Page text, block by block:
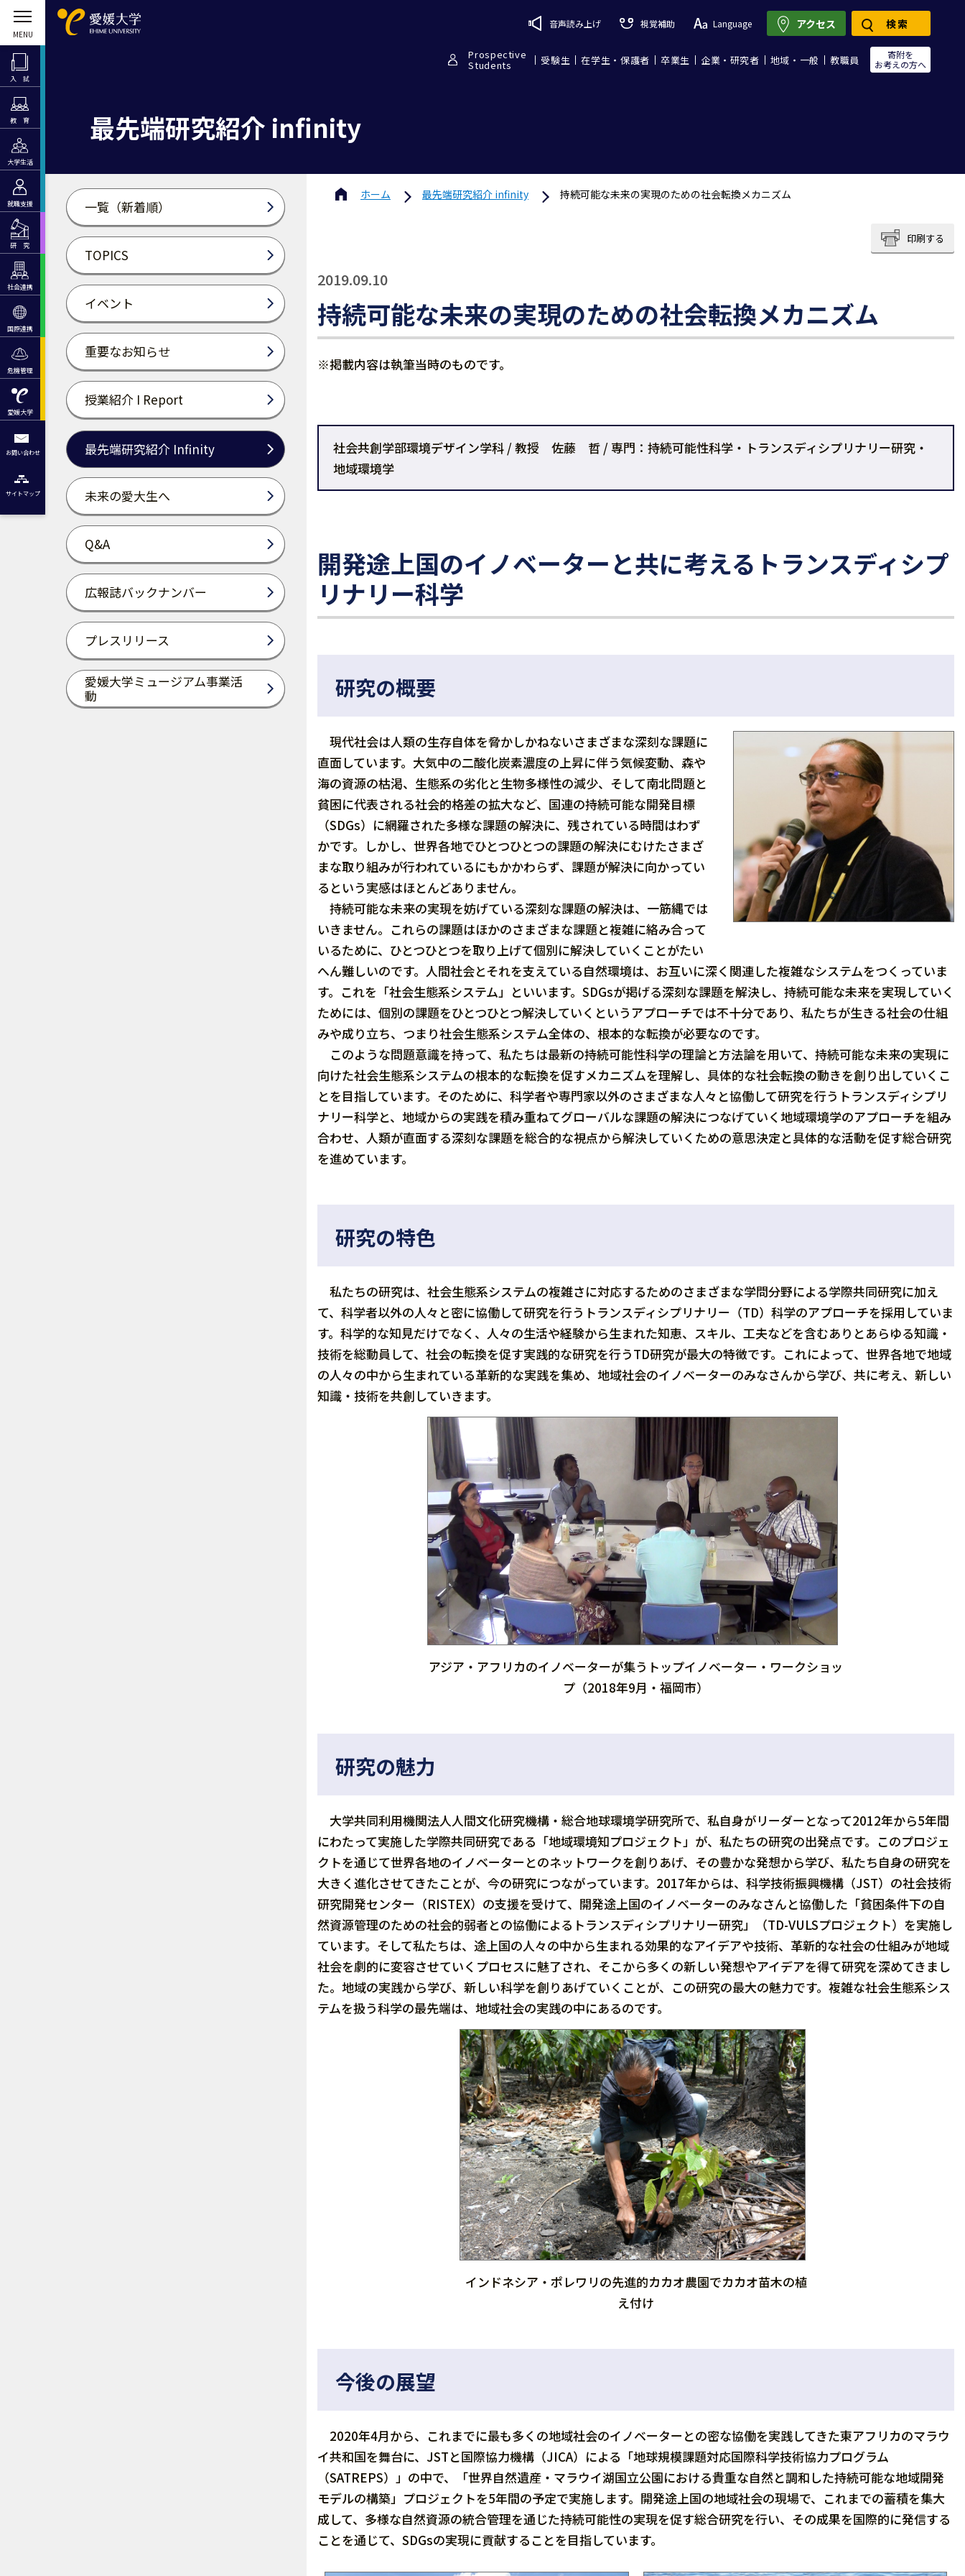
入 試
教 育
大学生活
就職支援
研 究
社会連携
国際連携
危機管理
愛媛大学
お問い合わせ
サイトマップ
音声読み上げ 視覚補助 Language
Prospective
Students 受験生 在学生・保護者 卒業生 企業・研究者 地域・一般 教職員
寄附を
お考えの方へ
アクセス 検索
最先端研究紹介 infinity
一覧（新着順）
TOPICS
イベント
重要なお知らせ
授業紹介 I Report
最先端研究紹介 Infinity
未来の愛大生へ
Q&A
広報誌バックナンバー
プレスリリース
愛媛大学ミュージアム事業活
動
ホーム 最先端研究紹介 infinity 持続可能な未来の実現のための社会転換メカニズム
印刷する
2019.09.10
持続可能な未来の実現のための社会転換メカニズム
※掲載内容は執筆当時のものです。
社会共創学部環境デザイン学科 / 教授 佐藤 哲 / 専門：持続可能性科学・トランスディシプリナリー研究・
地域環境学
開発途上国のイノベーターと共に考えるトランスディシプ
リナリー科学
研究の概要
現代社会は人類の生存自体を脅かしかねないさまざまな深刻な課題に
直面しています。大気中の二酸化炭素濃度の上昇に伴う気候変動、森や
海の資源の枯渇、生態系の劣化と生物多様性の減少、そして南北問題と
貧困に代表される社会的格差の拡大など、国連の持続可能な開発目標
（SDGs）に網羅された多様な課題の解決に、残されている時間はわず
かです。しかし、世界各地でひとつひとつの課題の解決にむけたさまざ
まな取り組みが行われているにもかかわらず、課題が解決に向かってい
るという実感はほとんどありません。
持続可能な未来の実現を妨げている深刻な課題の解決は、一筋縄では
いきません。これらの課題はほかのさまざまな課題と複雑に絡み合って
いるために、ひとつひとつを取り上げて個別に解決していくことがたい
へん難しいのです。人間社会とそれを支えている自然環境は、お互いに深く関連した複雑なシステムをつくっていま
す。これを「社会生態系システム」といいます。SDGsが掲げる深刻な課題を解決し、持続可能な未来を実現していく
ためには、個別の課題をひとつひとつ解決していくというアプローチでは不十分であり、私たちが生きる社会の仕組
みや成り立ち、つまり社会生態系システム全体の、根本的な転換が必要なのです。
このような問題意識を持って、私たちは最新の持続可能性科学の理論と方法論を用いて、持続可能な未来の実現に
向けた社会生態系システムの根本的な転換を促すメカニズムを理解し、具体的な社会転換の動きを創り出していくこ
とを目指しています。そのために、科学者や専門家以外のさまざまな人々と協働して研究を行うトランスディシプリ
ナリー科学と、地域からの実践を積み重ねてグローバルな課題の解決につなげていく地域環境学のアプローチを組み
合わせ、人類が直面する深刻な課題を総合的な視点から解決していくための意思決定と具体的な活動を促す総合研究
を進めています。
研究の特色
私たちの研究は、社会生態系システムの複雑さに対応するためのさまざまな学問分野による学際共同研究に加え
て、科学者以外の人々と密に協働して研究を行うトランスディシプリナリー（TD）科学のアプローチを採用していま
す。科学的な知見だけでなく、人々の生活や経験から生まれた知恵、スキル、工夫などを含むありとあらゆる知識・
技術を総動員して、社会の転換を促す実践的な研究を行うTD研究が最大の特徴です。これによって、世界各地で地域
の人々の中から生まれている革新的な実践を集め、地域社会のイノベーターのみなさんから学び、共に考え、新しい
知識・技術を共創していきます。
アジア・アフリカのイノベーターが集うトップイノベーター・ワークショッ
プ（2018年9月・福岡市）
研究の魅力
大学共同利用機関法人人間文化研究機構・総合地球環境学研究所で、私自身がリーダーとなって2012年から5年間
にわたって実施した学際共同研究である「地域環境知プロジェクト」が、私たちの研究の出発点です。このプロジェ
クトを通じて世界各地のイノベーターとのネットワークを創りあげ、その豊かな発想から学び、私たち自身の研究を
大きく進化させてきたことが、今の研究につながっています。2017年からは、科学技術振興機構（JST）の社会技術
研究開発センター（RISTEX）の支援を受けて、開発途上国のイノベーターのみなさんと協働した「貧困条件下の自
然資源管理のための社会的弱者との協働によるトランスディシプリナリー研究」（TD-VULSプロジェクト）を実施し
ています。そして私たちは、途上国の人々の中から生まれる効果的なアイデアや技術、革新的な社会の仕組みが地域
社会を劇的に変容させていくプロセスに魅了され、そこから多くの新しい発想やアイデアを得て研究を深めてきまし
た。地域の実践から学び、新しい科学を創りあげていくことが、この研究の最大の魅力です。複雑な社会生態系シス
テムを扱う科学の最先端は、地域社会の実践の中にあるのです。
インドネシア・ポレワリの先進的カカオ農園でカカオ苗木の植
え付け
今後の展望
2020年4月から、これまでに最も多くの地域社会のイノベーターとの密な協働を実践してきた東アフリカのマラウ
イ共和国を舞台に、JSTと国際協力機構（JICA）による「地球規模課題対応国際科学技術協力プログラム
（SATREPS）」の中で、「世界自然遺産・マラウイ湖国立公園における貴重な自然と調和した持続可能な地域開発
モデルの構築」プロジェクトを5年間の予定で実施します。開発途上国の地域社会の現場で、これまでの蓄積を集大
成して、多様な自然資源の統合管理を通じた持続可能性の実現を促す総合研究を行い、その成果を国際的に発信する
ことを通じて、SDGsの実現に貢献することを目指しています。